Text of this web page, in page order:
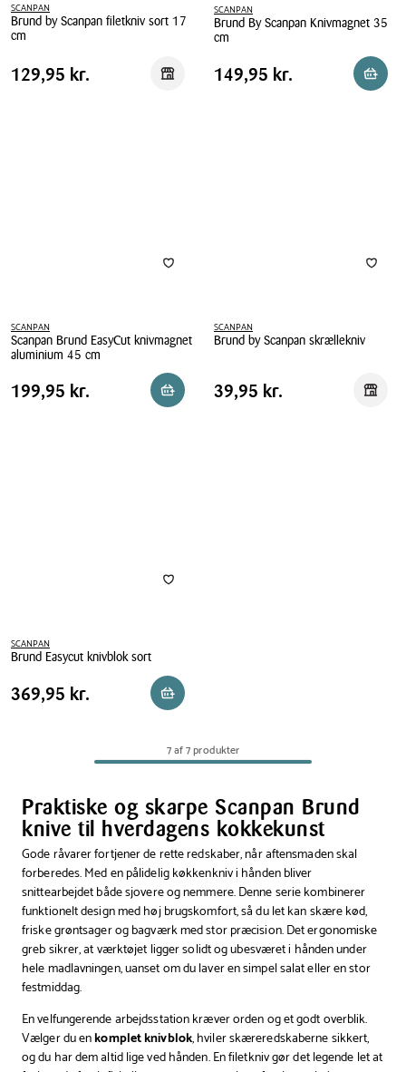
SCANPAN
Brund by Scanpan filetkniv sort 17
cm
by
Pris
Pris 129,95 kr.
129,95 kr. Reservér i butik
SCANPAN
Brund By Scanpan Knivmagnet 35
cm
Brund
By
Pris
Pris 149,95 kr.
149,95 kr.
SCANPAN
Scanpan Brund EasyCut knivmagnet
aluminium 45 cm
Scanpan
Brund
Pris
Pris 199,95 kr.
199,95 kr. Reservér i butik
SCANPAN
Brund by Scanpan skrællekniv
by
Scanpan
Pris
Pris 39,95 kr.
39,95 kr.
SCANPAN
Brund Easycut knivblok sort
Brund
Easycut
Pris
Pris 369,95 kr.
369,95 kr. Reservér i butik
7 af 7 produkter
Praktiske og skarpe Scanpan Brund
knive til hverdagens kokkekunst
Gode råvarer fortjener de rette redskaber, når aftensmaden skal
forberedes. Med en pålidelig køkkenkniv i hånden bliver
snittearbejdet både sjovere og nemmere. Denne serie kombinerer
funktionelt design med høj brugskomfort, så du let kan skære kød,
friske grøntsager og bagværk med stor præcision. Det ergonomiske
greb sikrer, at værktøjet ligger solidt og ubesværet i hånden under
hele madlavningen, uanset om du laver en simpel salat eller en stor
festmiddag.
En velfungerende arbejdsstation kræver orden og et godt overblik.
Vælger du enkomplet knivblok, hviler skæreredskaberne sikkert,
og du har dem altid lige ved hånden. En filetkniv gør det legende let at